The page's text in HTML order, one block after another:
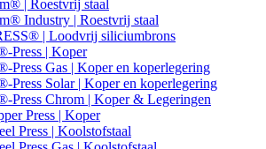
| Roestvrij staal
Industry | Roestvrij staal
| Loodvrij siliciumbrons
Press | Koper
Press Gas | Koper en koperlegering
Press Solar | Koper en koperlegering
Press Chrom | Koper & Legeringen
Press | Koper
Press | Koolstofstaal